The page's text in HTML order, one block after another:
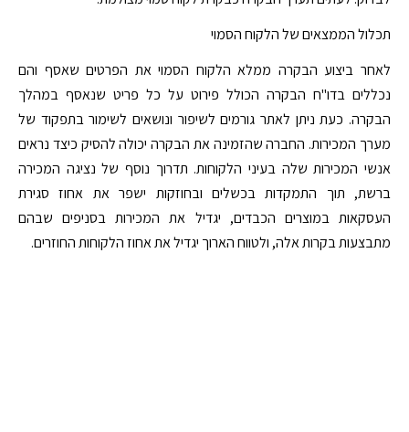
תכלול הממצאים של הלקוח הסמוי
לאחר ביצוע הבקרה ממלא הלקוח הסמוי את הפרטים שאסף והם
נכללים בדו"ח הבקרה הכולל פירוט על כל פריט שנאסף במהלך
הבקרה. כעת ניתן לאתר גורמים לשיפור ונושאים לשימור בתפקוד של
מערך המכירות. החברה שהזמינה את הבקרה יכולה להסיק כיצד נראים
אנשי המכירות שלה בעיני הלקוחות. תדרוך נוסף של נציגה המכירה
ברשת, תוך התמקדות בכשלים ובחוזקות ישפר את אחוז סגירת
העסקאות במוצרים הכבדים, יגדיל את המכירות בסניפים שבהם
מתבצעות בקרות אלה, ולטווח הארוך יגדיל את אחוז הלקוחות החוזרים.